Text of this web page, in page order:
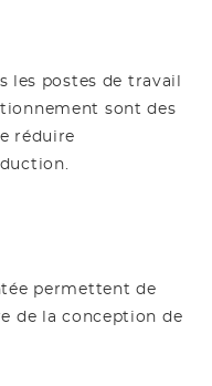
les postes de travail
sont des
réduire
permettent de
de la conception de